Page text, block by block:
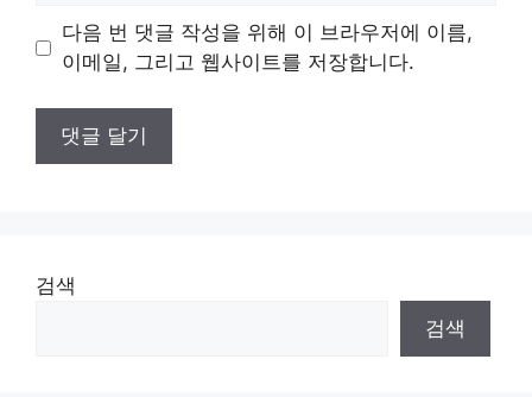
트
다음 번 댓글 작성을 위해 이 브라우저에 이름,
이메일, 그리고 웹사이트를 저장합니다.
검색
검색